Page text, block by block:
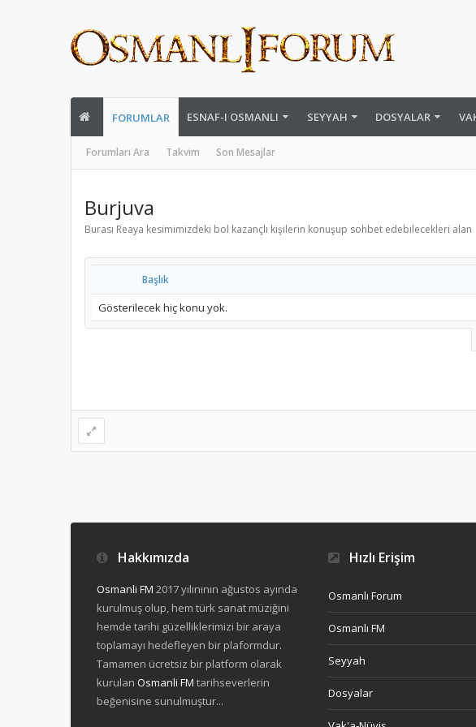
FORUMLAR
Forumları Ara Takvim Son Mesajlar
ESNAF-I OSMANLI SEYYAH DOSYALAR
Burjuva
Burası Reaya kesimimizdeki bol kazançlı kişilerin konuşup sohbet edebilecekleri alan
Başlık
Gösterilecek hiç konu yok.
Hakkımızda
Osmanli FM 2017 yılınının ağustos ayında
kurulmuş olup, hem türk sanat müziğini
hemde tarihi güzelliklerimizi bir araya
toplamayı hedefleyen bir plaformdur.
Tamamen ücretsiz bir platform olarak
kurulan Osmanli FM tarihseverlerin
beğenisine sunulmuştur...
Hızlı Erişim
Osmanlı Forum
Osmanlı FM
Seyyah
Dosyalar